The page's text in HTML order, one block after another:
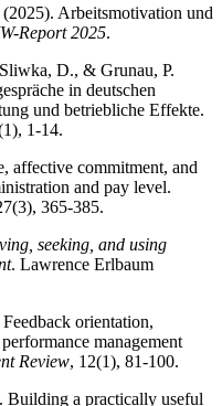
Arbeitsmotivation und
Report 2025.
D., & Grunau, P.
in deutschen
und betriebliche Effekte.
1-14.
affective commitment, and
and pay level.
365-385.
seeking, and using
. Lawrence Erlbaum
orientation,
management
Review, 12(1), 81-100.
a practically useful